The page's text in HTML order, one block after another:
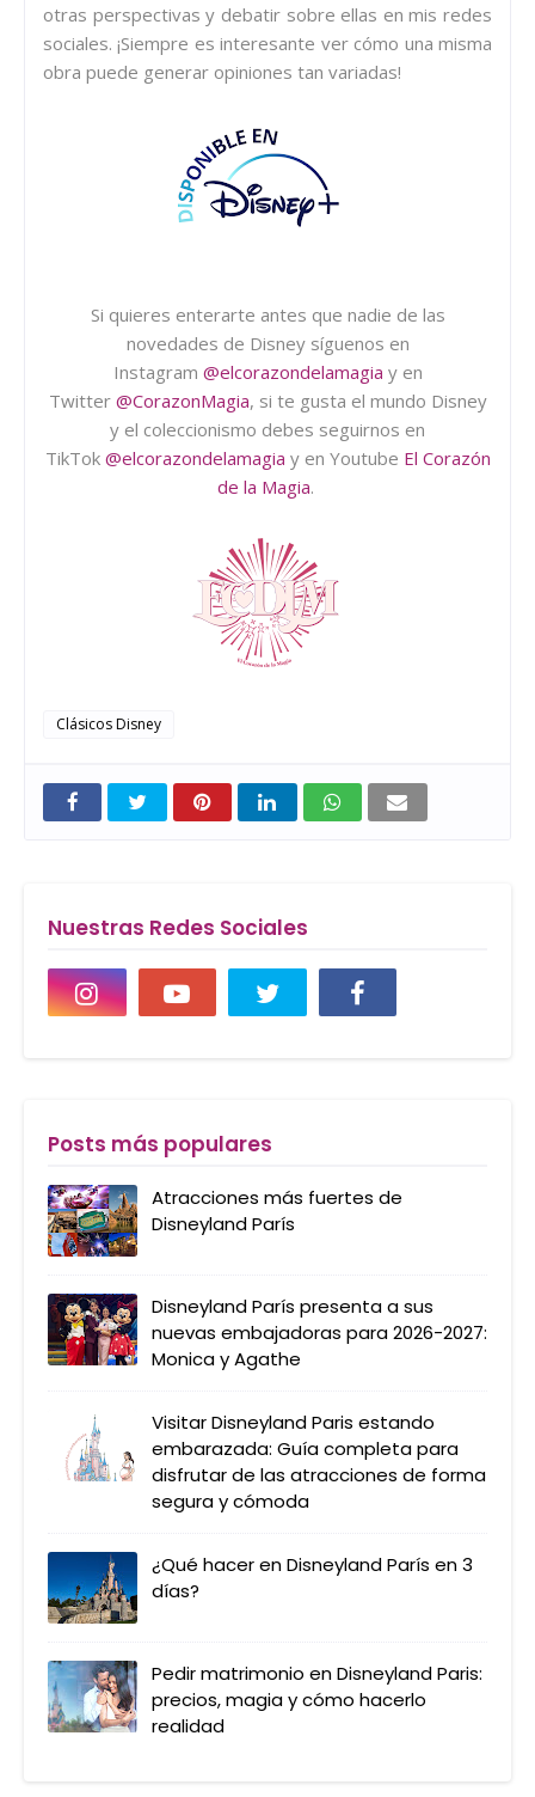
otras perspectivas y debatir sobre ellas en mis redes
sociales. ¡Siempre es interesante ver cómo una misma
obra puede generar opiniones tan variadas!
Si quieres enterarte antes que nadie de las
novedades de Disney síguenos en
Instagram @elcorazondelamagia y en
Twitter @CorazonMagia, si te gusta el mundo Disney
y el coleccionismo debes seguirnos en
TikTok @elcorazondelamagia y en Youtube El Corazón
de la Magia.
Clásicos Disney
Nuestras Redes Sociales
Posts más populares
Atracciones más fuertes de
Disneyland París
Disneyland París presenta a sus
nuevas embajadoras para 2026-2027:
Monica y Agathe
Visitar Disneyland Paris estando
embarazada: Guía completa para
disfrutar de las atracciones de forma
segura y cómoda
¿Qué hacer en Disneyland París en 3
días?
Pedir matrimonio en Disneyland Paris:
precios, magia y cómo hacerlo
realidad